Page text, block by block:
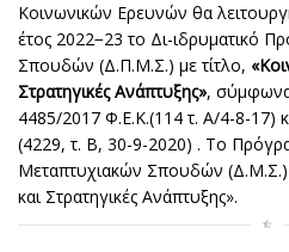
Κοινωνικών Ερευνών θα
έτος 2022−23 το Δι-ιδρυματικό
Σπουδών (Δ.Π.Μ.Σ.) με τίτλο,
Στρατηγικές Ανάπτυξης», σύμφωνα
4485/2017 Φ.Ε.Κ.(114 τ. Α/4-8-17)
(4229, τ. Β, 30-9-2020) . Το
Μεταπτυχιακών Σπουδών (Δ.Μ.Σ.)
και Στρατηγικές Ανάπτυξης».